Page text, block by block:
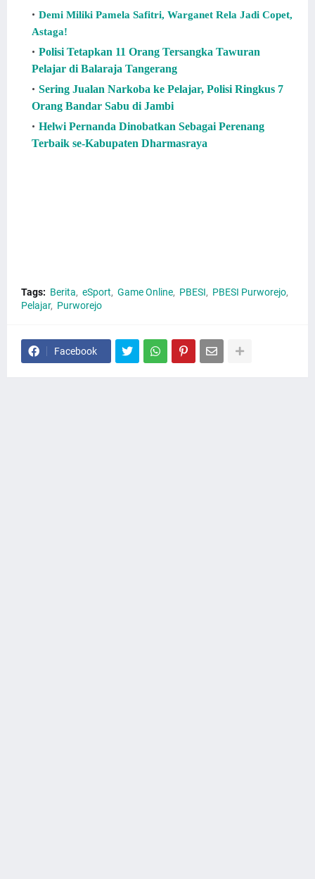
Demi Miliki Pamela Safitri, Warganet Rela Jadi Copet,
Astaga!
Polisi Tetapkan 11 Orang Tersangka Tawuran
Pelajar di Balaraja Tangerang
Sering Jualan Narkoba ke Pelajar, Polisi Ringkus 7
Orang Bandar Sabu di Jambi
Helwi Pernanda Dinobatkan Sebagai Perenang
Terbaik se-Kabupaten Dharmasraya
Tags: Berita eSport Game Online PBESI
PBESI Purworejo
Pelajar
Purworejo
Facebook